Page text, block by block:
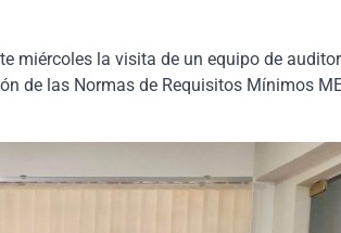
miércoles la visita de un equipo de
de las Normas de Requisitos Mínimos